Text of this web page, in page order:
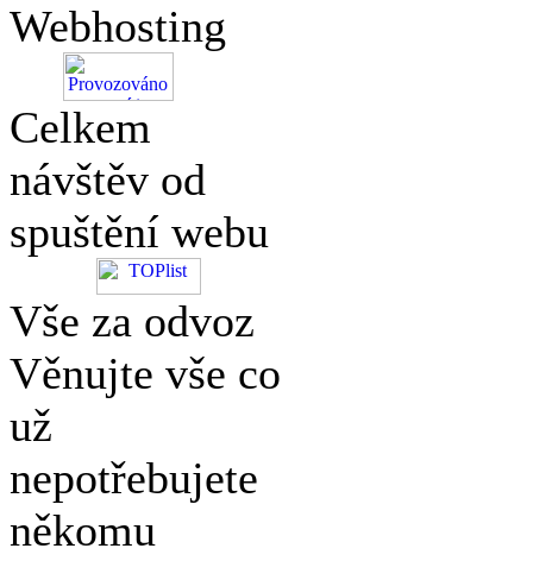
Webhosting
Celkem
návštěv od
spuštění webu
Vše za odvoz
Věnujte vše co
už
nepotřebujete
někomu